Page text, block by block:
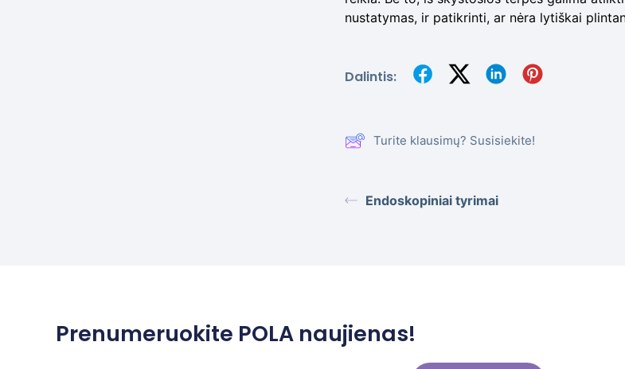
nustatymas, ir patikrinti, ar nėra lytiškai
Dalintis:
Turite klausimų? Susisiekite!
Endoskopiniai tyrimai
Prenumeruokite POLA naujienas!